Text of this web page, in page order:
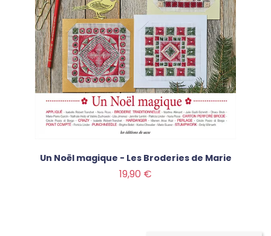
Un Noël magique - Les Broderies de Marie
19,90 €